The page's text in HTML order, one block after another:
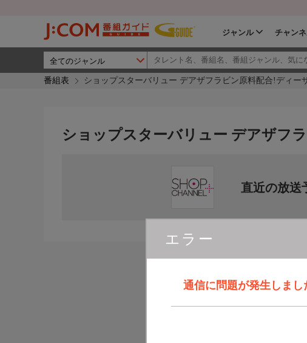
ジャンル チャン
番組表 ショップスターバリュー デアザフラビン原料配合!ディー
エラー
通信に問題が発生しま
ショップスターバリュー デアザフ
直近の放送